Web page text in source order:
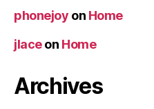
phonejoy on Home
jlaceon Home
Archives